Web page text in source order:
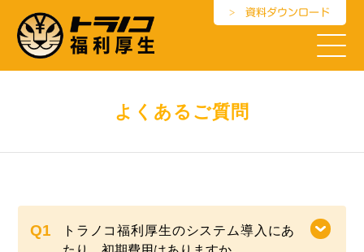
資料ダウンロード
よくあるご質問
トラノコ福利厚生のシステム導入にあ